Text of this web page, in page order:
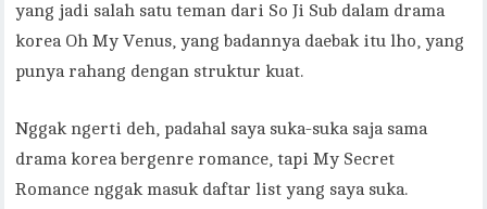
yang jadi salah satu teman dari So Ji Sub dalam drama
korea Oh My Venus, yang badannya daebak itu lho, yang
punya rahang dengan struktur kuat.
Nggak ngerti deh, padahal saya suka-suka saja sama
drama korea bergenre romance, tapi My Secret
Romance nggak masuk daftar list yang saya suka.